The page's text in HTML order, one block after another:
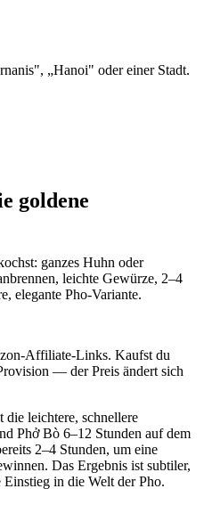
„Hanoi" oder einer Stadt.
goldene
ganzes Huhn oder
leichte Gewürze, 2–4
elegante Pho-Variante.
Affiliate-Links. Kaufst du
— der Preis ändert sich
leichtere, schnellere
Phở Bò 6–12 Stunden auf dem
2–4 Stunden, um eine
Das Ergebnis ist subtiler,
in die Welt der Pho.